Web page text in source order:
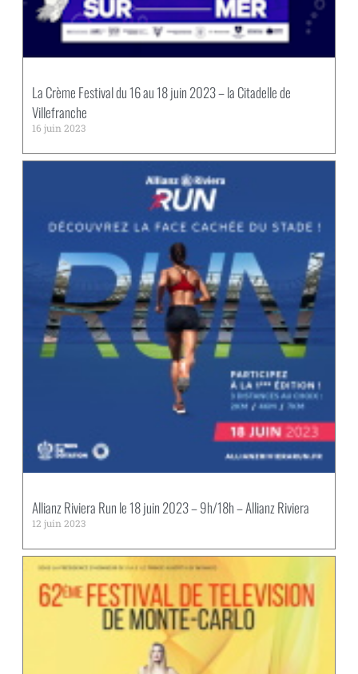
La Crème Festival du 16 au 18 juin 2023 – la Citadelle de
Villefranche
16 juin 2023
Allianz Riviera Run le 18 juin 2023 – 9h/18h – Allianz Riviera
12 juin 2023